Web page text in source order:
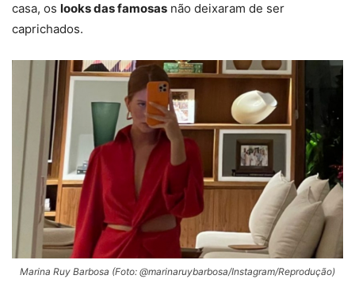
casa, os looks das famosas não deixaram de ser
caprichados.
Marina Ruy Barbosa (Foto: @marinaruybarbosa/Instagram/Reprodução)